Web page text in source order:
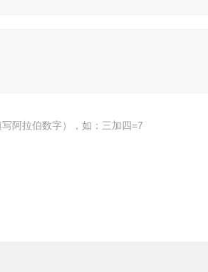
阿拉伯数字），如：三加四=7